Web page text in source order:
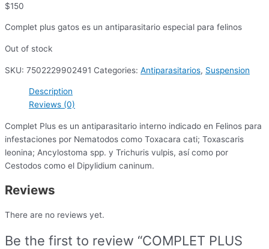
$150
Complet plus gatos es un antiparasitario especial para felinos
Out of stock
SKU: 7502229902491 Categories: Antiparasitarios, Suspension
Description
Reviews (0)
Complet Plus es un antiparasitario interno indicado en Felinos para
infestaciones por Nematodos como Toxacara cati; Toxascaris
leonina; Ancylostoma spp. y Trichuris vulpis, así como por
Cestodos como el Dipylidium caninum.
Reviews
There are no reviews yet.
Be the first to review “COMPLET PLUS